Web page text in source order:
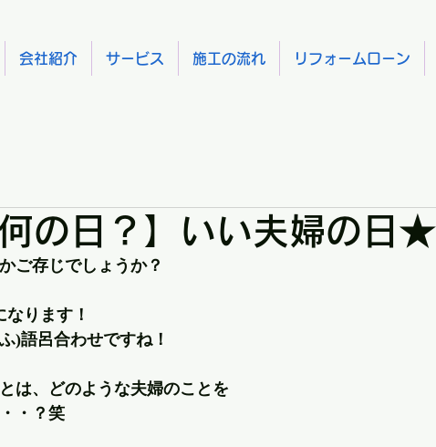
会社紹介 サービス 施工の流れ リフォームローン
何の日？】いい夫婦の日★
ご存じでしょうか？
ります！
)語呂合わせですね！
は、どのような夫婦のことを
・？笑